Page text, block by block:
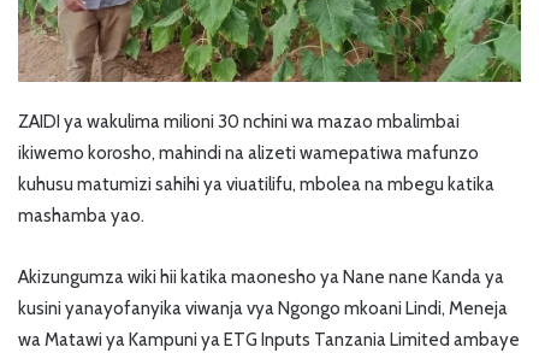
ZAIDI ya wakulima milioni 30 nchini wa mazao mbalimbai
ikiwemo korosho, mahindi na alizeti wamepatiwa mafunzo
kuhusu matumizi sahihi ya viuatilifu, mbolea na mbegu katika
mashamba yao.
Akizungumza wiki hii katika maonesho ya Nane nane Kanda ya
kusini yanayofanyika viwanja vya Ngongo mkoani Lindi, Meneja
wa Matawi ya Kampuni ya ETG Inputs Tanzania Limited ambaye